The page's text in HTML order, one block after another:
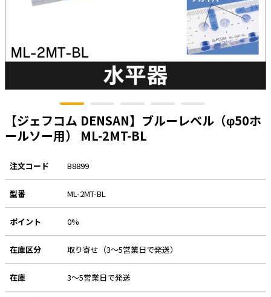
電源ケーブル／コネクタ／分電盤／ブレ
電源タップ・延長コード
スイッチ・コンセント（配線器具）
PF管/FEP管/CD管/情報線保護管
ボックス・ビニル電線管付属品・引き込
みカバー
EV充電設備工事関連
その他
e431オリジナル
暑さ対策
【ジェフコム DENSAN】ブルーレベル（φ50ホ
ールソー用） ML-2MT-BL
注文コード B8899
型番 ML-2MT-BL
ポイント 0%
在庫区分 取り寄せ（3～5営業日で発送）
在庫 3～5営業日で発送